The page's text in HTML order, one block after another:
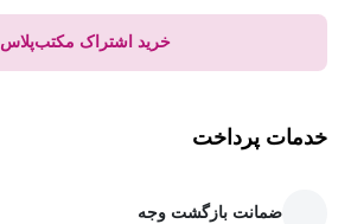
خرید اشتراک مکتب‌پلاس
خدمات پرداخت
ضمانت بازگشت وجه